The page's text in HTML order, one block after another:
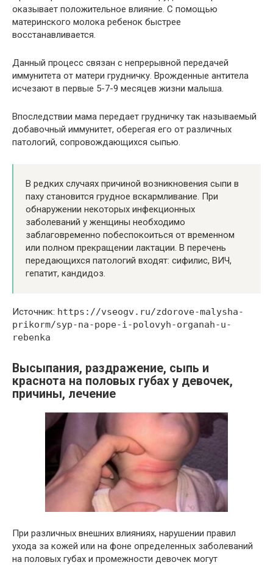
оказывает положительное влияние. С помощью
материнского молока ребенок быстрее
восстанавливается.
Данный процесс связан с непрерывной передачей
иммунитета от матери грудничку. Врожденные антитела
исчезают в первые 5-7-9 месяцев жизни малыша.
Впоследствии мама передает грудничку так называемый
добавочный иммунитет, оберегая его от различных
патологий, сопровождающихся сыпью.
В редких случаях причиной возникновения сыпи в
паху становится грудное вскармливание. При
обнаружении некоторых инфекционных
заболеваний у женщины необходимо
заблаговременно побеспокоиться от временном
или полном прекращении лактации. В перечень
передающихся патологий входят: сифилис, ВИЧ,
гепатит, кандидоз.
Источник: https://vseogv.ru/zdorove-malysha-
prikorm/syp-na-pope-i-polovyh-organah-u-
rebenka
Высыпания, раздражение, сыпь и
краснота на половых губах у девочек,
причины, лечение
При различных внешних влияниях, нарушении правил
ухода за кожей или на фоне определенных заболеваний
на половых губах и промежности девочек могут